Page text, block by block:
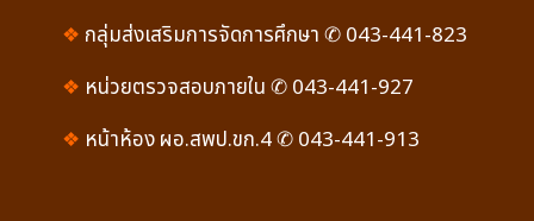
❖ กลุ่มส่งเสริมการจัดการศึกษา ✆ 043-441-823
❖ หน่วยตรวจสอบภายใน ✆ 043-441-927
❖ หน้าห้อง ผอ.สพป.ขก.4 ✆ 043-441-913